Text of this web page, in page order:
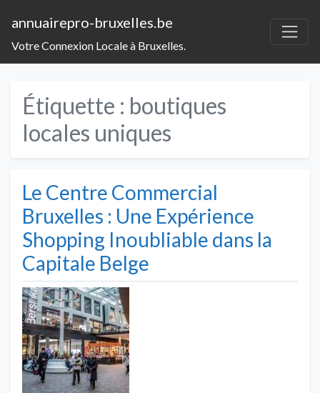
annuairepro-bruxelles.be
Votre Connexion Locale à Bruxelles.
Étiquette : boutiques
locales uniques
Le Centre Commercial
Bruxelles : Une Expérience
Shopping Inoubliable dans la
Capitale Belge